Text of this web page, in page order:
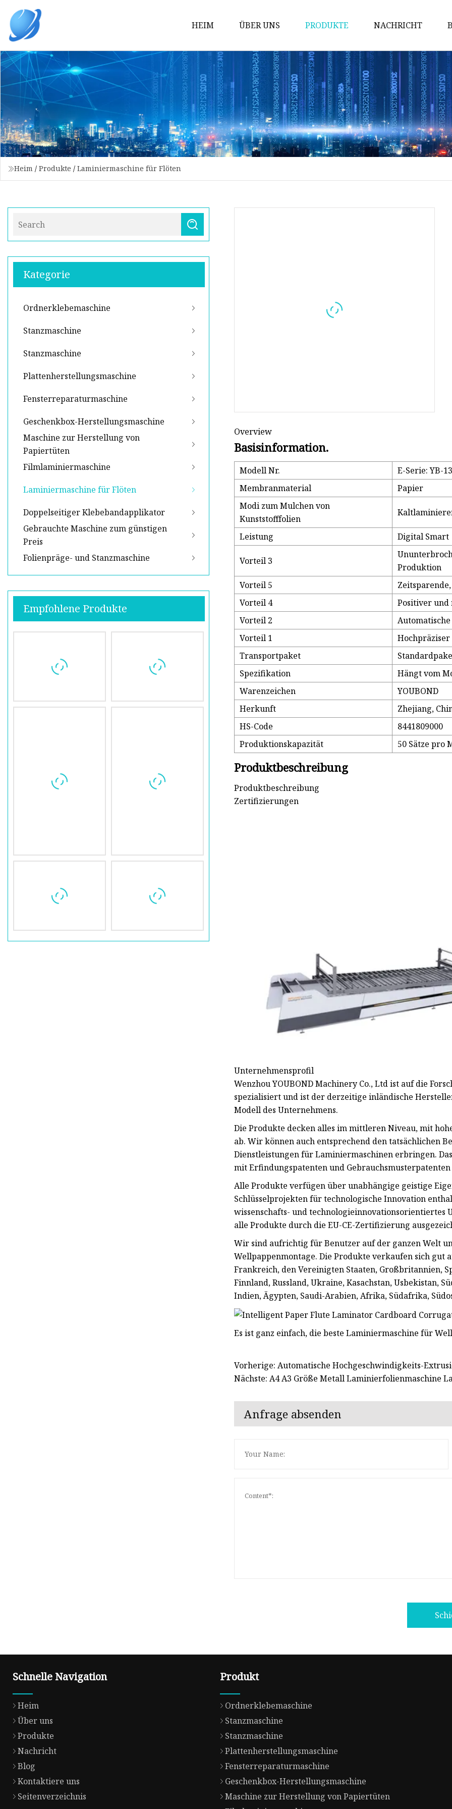
HEIM ÜBER UNS PRODUKTE
Ordnerklebemaschine
Stanzmaschine
Stanzmaschine
Plattenherstellungsmaschine
Fensterreparaturmaschine
Geschenkbox-
Folienpräge- und Stanzmaschine
NACHRICHT
Heim / Produkte / Laminiermaschine für Flöten
Kategorie
Ordnerklebemaschine
Stanzmaschine
Stanzmaschine
Plattenherstellungsmaschine
Fensterreparaturmaschine
Geschenkbox-Herstellungsmaschine
Maschine zur Herstellung von
Papiertüten
Filmlaminiermaschine
Laminiermaschine für Flöten
Doppelseitiger Klebebandapplikator
Gebrauchte Maschine zum günstigen
Preis
Folienpräge- und Stanzmaschine
Empfohlene Produkte
Overview
Basisinformation.
Modell Nr.
E-Serie: YB-
Membranmaterial
Papier
Modi zum Mulchen von
Kunststofffolien
Leistung Digital Smart
Vorteil 3
Produktion
Vorteil 5
Vorteil 4
Positiver und
Vorteil 2
Vorteil 1
Hochpräziser
Transportpaket
Spezifikation
Hängt vom
Warenzeichen
YOUBOND
Herkunft
Zhejiang,
HS-Code
8441809000
Produktionskapazität
50 Sätze pro
Produktbeschreibung
Produktbeschreibung
Zertifizierungen
Unternehmensprofil
Wenzhou YOUBOND Machinery Co., Ltd ist auf die
spezialisiert und ist der derzeitige inländische
Modell des Unternehmens.
Die Produkte decken alles im mittleren Niveau, mit
ab. Wir können auch entsprechend den tatsächlichen
Dienstleistungen für Laminiermaschinen erbringen.
mit Erfindungspatenten und
Alle Produkte verfügen über unabhängige geistige
Schlüsselprojekten für technologische Innovation
wissenschafts- und
alle Produkte durch die EU-CE-Zertifizierung
Wir sind aufrichtig für Benutzer auf der ganzen Welt
Wellpappenmontage. Die Produkte verkaufen sich gut
Frankreich, den Vereinigten Staaten, Großbritannien,
Finnland, Russland, Ukraine, Kasachstan, Usbekistan,
Indien, Ägypten, Saudi-Arabien, Afrika, Südafrika,
Es ist ganz einfach, die beste Laminiermaschine für
Vorherige: Automatische Hochgeschwindigkeits-
Nächste: A4 A3 Größe Metall Laminierfolienmaschine
Anfrage absenden
Schnelle Navigation
Heim
Über uns
Produkte
Nachricht
Blog
Kontaktiere uns
Seitenverzeichnis
Produkt
Ordnerklebemaschine
Stanzmaschine
Stanzmaschine
Plattenherstellungsmaschine
Fensterreparaturmaschine
Geschenkbox-Herstellungsmaschine
Maschine zur Herstellung von Papiertüten